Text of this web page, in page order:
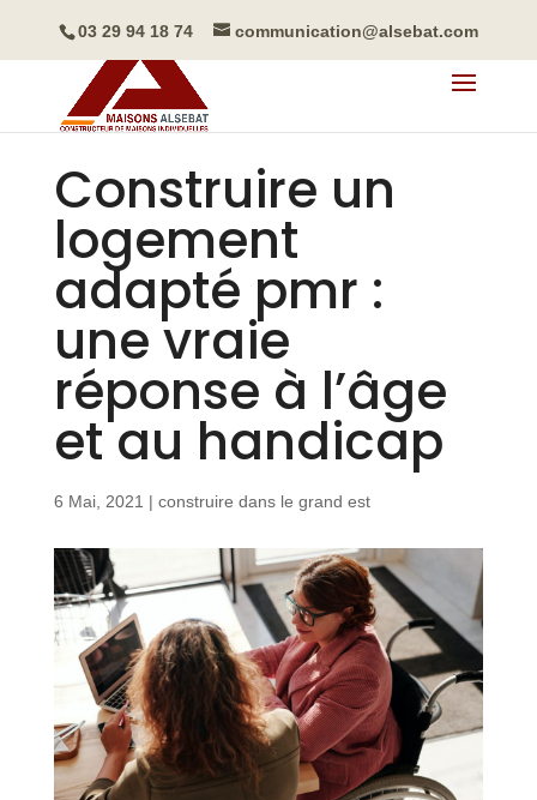
03 29 94 18 74 communication@alsebat.com
Construire un
logement
adapté pmr :
une vraie
réponse à l’âge
et au handicap
6 Mai, 2021 | construire dans le grand est